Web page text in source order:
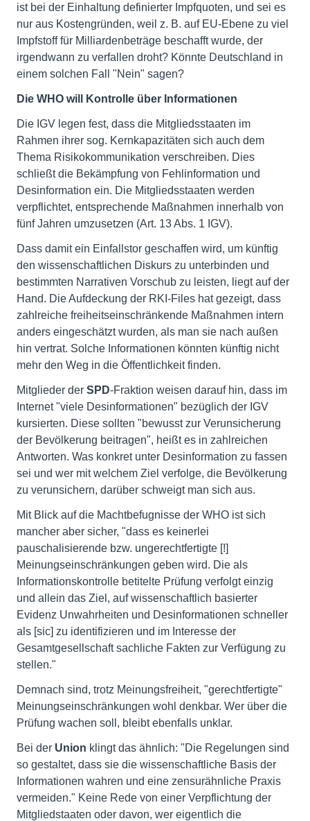
ist bei der Einhaltung definierter Impfquoten, und sei es
nur aus Kostengründen, weil z. B. auf EU-Ebene zu viel
Impfstoff für Milliardenbeträge beschafft wurde, der
irgendwann zu verfallen droht? Könnte Deutschland in
einem solchen Fall "Nein" sagen?
Die WHO will Kontrolle über Informationen
Die IGV legen fest, dass die Mitgliedsstaaten im
Rahmen ihrer sog. Kernkapazitäten sich auch dem
Thema Risikokommunikation verschreiben. Dies
schließt die Bekämpfung von Fehlinformation und
Desinformation ein. Die Mitgliedsstaaten werden
verpflichtet, entsprechende Maßnahmen innerhalb von
fünf Jahren umzusetzen (Art. 13 Abs. 1 IGV).
Dass damit ein Einfallstor geschaffen wird, um künftig
den wissenschaftlichen Diskurs zu unterbinden und
bestimmten Narrativen Vorschub zu leisten, liegt auf der
Hand. Die Aufdeckung der RKI-Files hat gezeigt, dass
zahlreiche freiheitseinschränkende Maßnahmen intern
anders eingeschätzt wurden, als man sie nach außen
hin vertrat. Solche Informationen könnten künftig nicht
mehr den Weg in die Öffentlichkeit finden.
Mitglieder der SPD-Fraktion weisen darauf hin, dass im
Internet "viele Desinformationen" bezüglich der IGV
kursierten. Diese sollten "bewusst zur Verunsicherung
der Bevölkerung beitragen", heißt es in zahlreichen
Antworten. Was konkret unter Desinformation zu fassen
sei und wer mit welchem Ziel verfolge, die Bevölkerung
zu verunsichern, darüber schweigt man sich aus.
Mit Blick auf die Machtbefugnisse der WHO ist sich
mancher aber sicher, "dass es keinerlei
pauschalisierende bzw. ungerechtfertigte [!]
Meinungseinschränkungen geben wird. Die als
Informationskontrolle betitelte Prüfung verfolgt einzig
und allein das Ziel, auf wissenschaftlich basierter
Evidenz Unwahrheiten und Desinformationen schneller
als [sic] zu identifizieren und im Interesse der
Gesamtgesellschaft sachliche Fakten zur Verfügung zu
stellen."
Demnach sind, trotz Meinungsfreiheit, "gerechtfertigte"
Meinungseinschränkungen wohl denkbar. Wer über die
Prüfung wachen soll, bleibt ebenfalls unklar.
Bei der Union klingt das ähnlich: "Die Regelungen sind
so gestaltet, dass sie die wissenschaftliche Basis der
Informationen wahren und eine zensurähnliche Praxis
vermeiden." Keine Rede von einer Verpflichtung der
Mitgliedstaaten oder davon, wer eigentlich die